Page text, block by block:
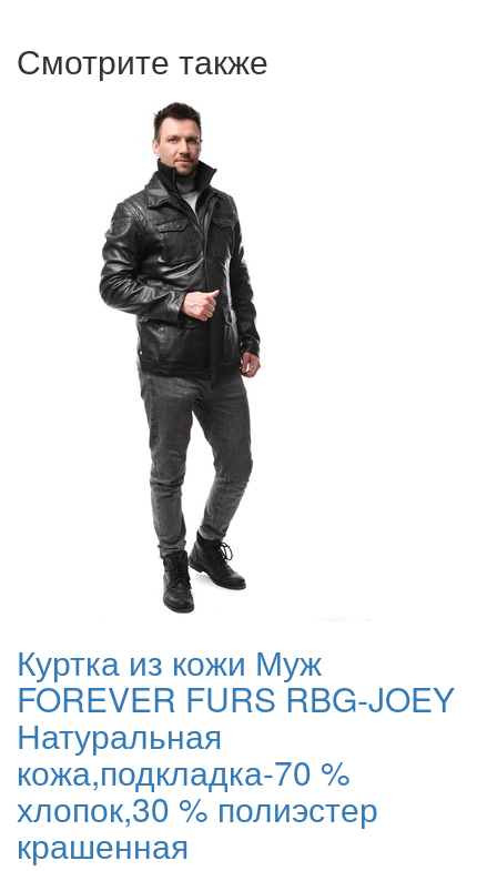
Смотрите также
Куртка из кожи Муж
FOREVER FURS RBG-JOEY
Натуральная
кожа,подкладка-70 %
хлопок,30 % полиэстер
крашенная